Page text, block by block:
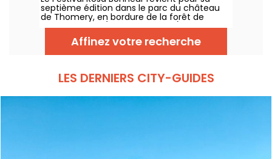
septième édition dans le parc du château
de Thomery, en bordure de la forêt de
Fontainebleau (Seine-et-Marne), du 4 juillet
au 29 août 2026, avec une programmation
entièrement dédiée à la création féminine
et au matrimoine.
Affinez votre recherche
LES DERNIERS CITY-GUIDES